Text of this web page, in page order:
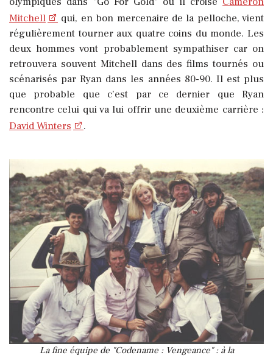
Mitchell
qui, en bon mercenaire de la pelloche, vient
régulièrement tourner aux quatre coins du monde. Les
deux hommes vont probablement sympathiser car on
retrouvera souvent Mitchell dans des films tournés ou
scénarisés par Ryan dans les années 80-90. Il est plus
que probable que c’est par ce dernier que Ryan
rencontre celui qui va lui offrir une deuxième carrière :
David Winters
.
La fine équipe de "Codename : Vengeance" : à la